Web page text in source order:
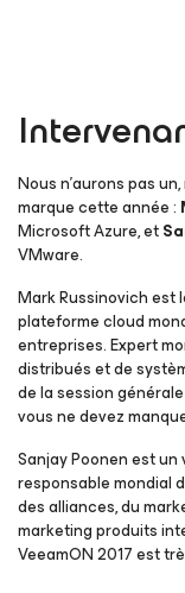
Nous n’aurons pas
marque cette année :
Microsoft Azure, et
VMware.
Mark Russinovich est
plateforme cloud
entreprises. Expert
distribués et de
de la session
vous ne devez
Sanjay Poonen est
responsable mondial
des alliances, du
marketing produits
VeeamON 2017 est